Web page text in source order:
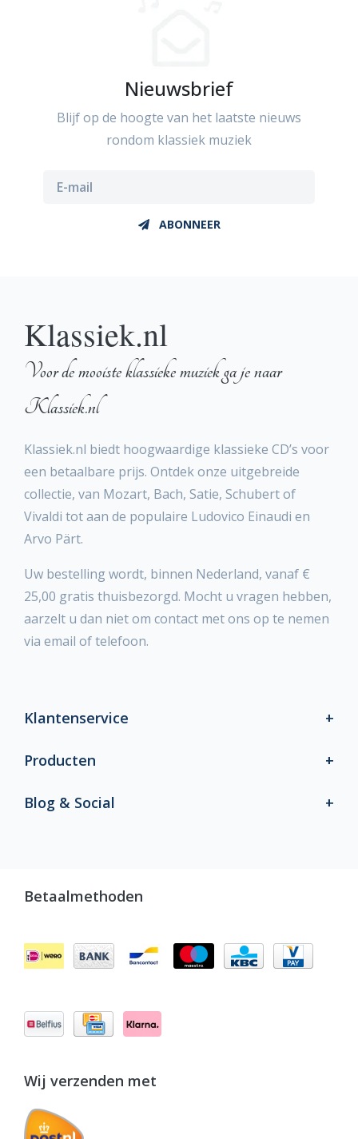
Nieuwsbrief
Blijf op de hoogte van het laatste nieuws
rondom klassiek muziek
ABONNEER
Klassiek.nl
Voor de mooiste klassieke muziek ga je naar
Klassiek.nl
Klassiek.nl biedt hoogwaardige klassieke CD’s voor
een betaalbare prijs. Ontdek onze uitgebreide
collectie, van Mozart, Bach, Satie, Schubert of
Vivaldi tot aan de populaire Ludovico Einaudi en
Arvo Pärt.
Uw bestelling wordt, binnen Nederland, vanaf €
25,00 gratis thuisbezorgd. Mocht u vragen hebben,
aarzelt u dan niet om contact met ons op te nemen
via email of telefoon.
Klantenservice
Producten
Blog & Social
Betaalmethoden
Wij verzenden met